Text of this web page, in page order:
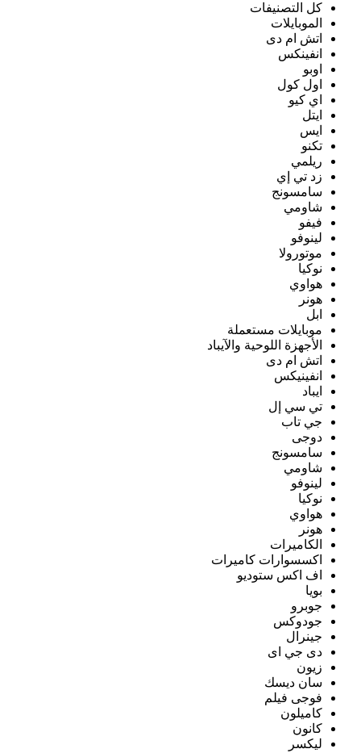
كل التصنيفات
الموبايلات
اتش ام دى
انفينكس
اوبو
اول كول
اي كيو
ايتل
ايس
تكنو
ريلمي
زد تي إي
سامسونج
شاومي
فيفو
لينوفو
موتورولا
نوكيا
هواوي
هونر
ابل
موبايلات مستعملة
الأجهزة اللوحية والآيباد
اتش ام دى
انفينيكس
ايباد
تي سي إل
جي تاب
دوجى
سامسونج
شاومي
لينوفو
نوكيا
هواوي
هونر
الكاميرات
اكسسوارات كاميرات
اف اكس ستوديو
بويا
جوبرو
جودوكس
جينرال
دى جي اى
زيون
سان ديسك
فوجى فيلم
كاميلون
كانون
ليكسر